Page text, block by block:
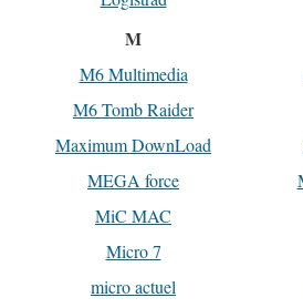
M
M6 Multimedia
M6 Tomb Raider
Maximum DownLoad
MEGA force
MiC MAC
Micro 7
micro actuel